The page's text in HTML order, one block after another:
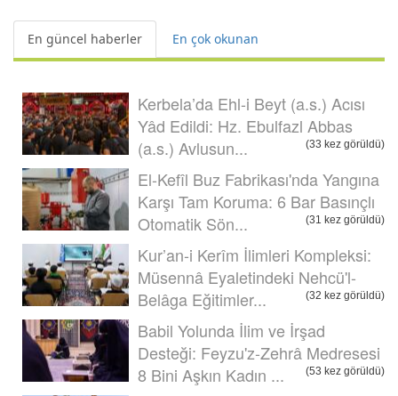
En güncel haberler En çok okunan
Kerbela’da Ehl-i Beyt (a.s.) Acısı
Yâd Edildi: Hz. Ebulfazl Abbas
(a.s.) Avlusun...
(33 kez görüldü)
El-Kefîl Buz Fabrikası'nda Yangına
Karşı Tam Koruma: 6 Bar Basınçlı
Otomatik Sön...
(31 kez görüldü)
Kur’an-i Kerîm İlimleri Kompleksi:
Müsennâ Eyaletindeki Nehcü'l-
Belâga Eğitimler...
(32 kez görüldü)
Babil Yolunda İlim ve İrşad
Desteği: Feyzu'z-Zehrâ Medresesi
8 Bini Aşkın Kadın ...
(53 kez görüldü)